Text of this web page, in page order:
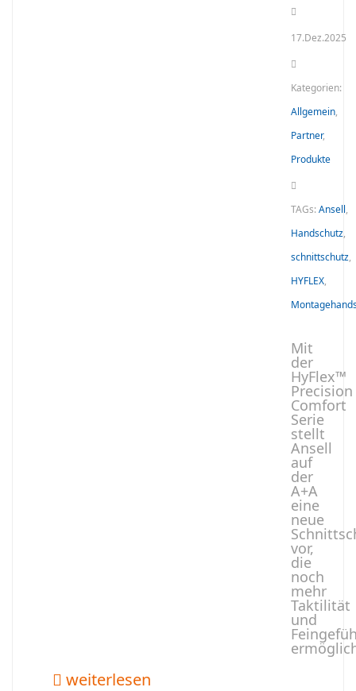
17.Dez.2025
Kategorien:
Allgemein,
Partner,
Produkte
TAGs:Ansell,
Handschutz,
schnittschutz,
HYFLEX,
Mit
der
HyFlex™
Precision
Comfort
Serie
stellt
Ansell
auf
der
A+A
eine
neue
vor,
die
noch
mehr
Taktilität
und
weiterlesen